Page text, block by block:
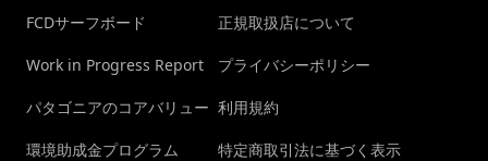
FCDサーフボード
Work in Progress Report
パタゴニアのコアバリュー
環境助成金プログラム
正規取扱店について
プライバシーポリシー
利用規約
特定商取引法に基づく表示